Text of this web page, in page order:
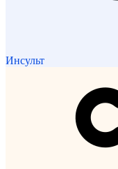
Инсульт